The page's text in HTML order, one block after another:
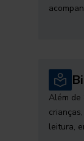
Além de
leitura,